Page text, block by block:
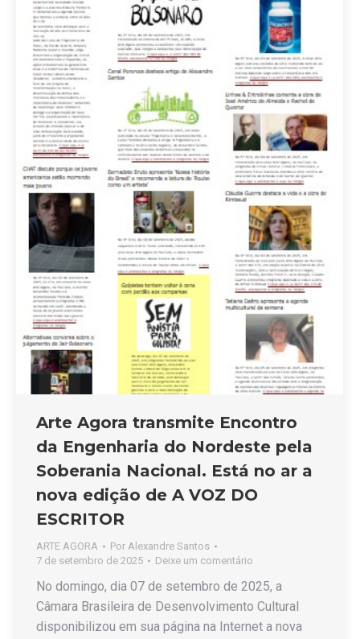
Arte Agora transmite Encontro
da Engenharia do Nordeste pela
Soberania Nacional. Está no ar a
nova edição de A VOZ DO
ESCRITOR
ARTE AGORA Por Alexandre Santos
7 de setembro de 2025
Deixe um comentário
No domingo, dia 07 de setembro de 2025, a
Câmara Brasileira de Desenvolvimento Cultural
disponibilizou em sua página na Internet a nova